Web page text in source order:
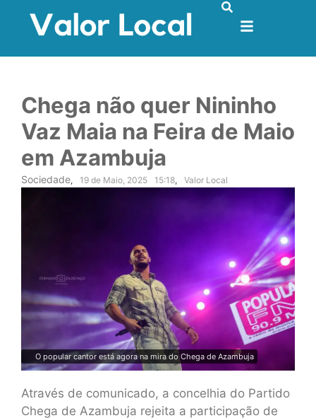
Chega não quer Nininho
Vaz Maia na Feira de Maio
em Azambuja
Sociedade, 19 de Maio, 2025 15:18, Valor Local
O popular cantor está agora na mira do Chega de Azambuja
Através de comunicado, a concelhia do Partido
Chega de Azambuja rejeita a participação de